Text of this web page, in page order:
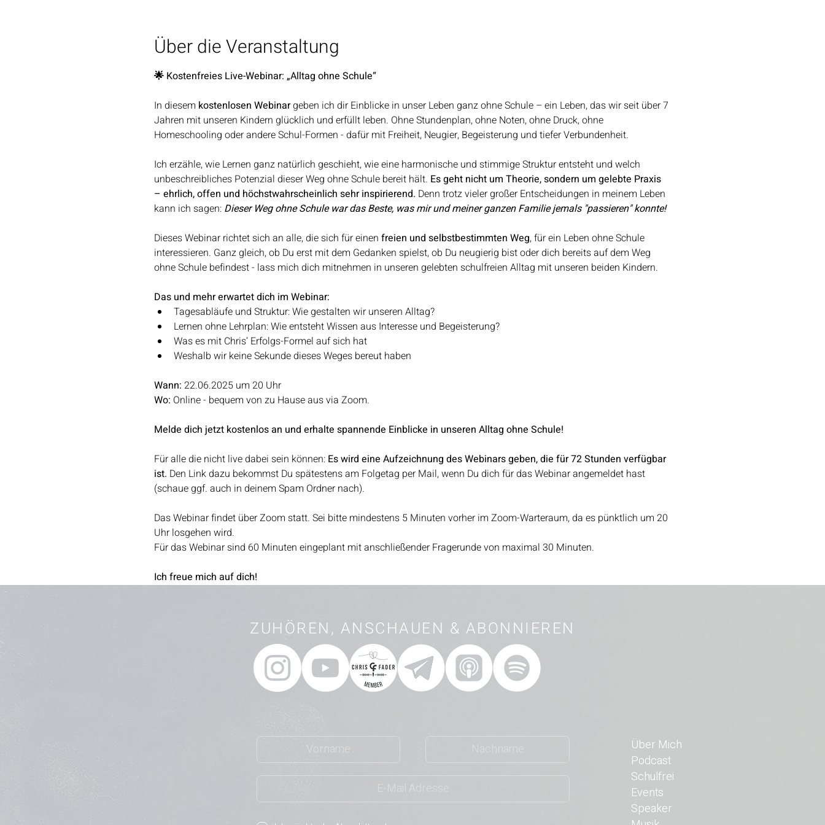
Über die Veranstaltung
🌟 Kostenfreies Live-Webinar: „Alltag ohne Schule“
In diesem kostenlosen Webinar geben ich dir Einblicke in unser Leben ganz ohne Schule – ein Leben, das wir seit über 7
Jahren mit unseren Kindern glücklich und erfüllt leben. Ohne Stundenplan, ohne Noten, ohne Druck, ohne
Homeschooling oder andere Schul-Formen - dafür mit Freiheit, Neugier, Begeisterung und tiefer Verbundenheit.
Ich erzähle, wie Lernen ganz natürlich geschieht, wie eine harmonische und stimmige Struktur entsteht und welch
unbeschreibliches Potenzial dieser Weg ohne Schule bereit hält. Es geht nicht um Theorie, sondern um gelebte Praxis
– ehrlich, offen und höchstwahrscheinlich sehr inspirierend. Denn trotz vieler großer Entscheidungen in meinem Leben
kann ich sagen: Dieser Weg ohne Schule war das Beste, was mir und meiner ganzen Familie jemals "passieren" konnte!
Dieses Webinar richtet sich an alle, die sich für einen freien und selbstbestimmten Weg, für ein Leben ohne Schule
interessieren. Ganz gleich, ob Du erst mit dem Gedanken spielst, ob Du neugierig bist oder dich bereits auf dem Weg
ohne Schule befindest - lass mich dich mitnehmen in unseren gelebten schulfreien Alltag mit unseren beiden Kindern.
Das und mehr erwartet dich im Webinar:
Tagesabläufe und Struktur: Wie gestalten wir unseren Alltag?
Lernen ohne Lehrplan: Wie entsteht Wissen aus Interesse und Begeisterung?
Was es mit Chris’ Erfolgs-Formel auf sich hat
Weshalb wir keine Sekunde dieses Weges bereut haben
Wann: 22.06.2025 um 20 Uhr
Wo: Online - bequem von zu Hause aus via Zoom.
Melde dich jetzt kostenlos an und erhalte spannende Einblicke in unseren Alltag ohne Schule!
Für alle die nicht live dabei sein können: Es wird eine Aufzeichnung des Webinars geben, die für 72 Stunden verfügbar
ist. Den Link dazu bekommst Du spätestens am Folgetag per Mail, wenn Du dich für das Webinar angemeldet hast
(schaue ggf. auch in deinem Spam Ordner nach).
Das Webinar findet über Zoom statt. Sei bitte mindestens 5 Minuten vorher im Zoom-Warteraum, da es pünktlich um 20
Uhr losgehen wird.
Für das Webinar sind 60 Minuten eingeplant mit anschließender Fragerunde von maximal 30 Minuten.
Ich freue mich auf dich!
ZUHÖREN, ANSCHAUEN & ABONNIEREN
Über Mich
Podcast
Schulfrei
Events
Speaker